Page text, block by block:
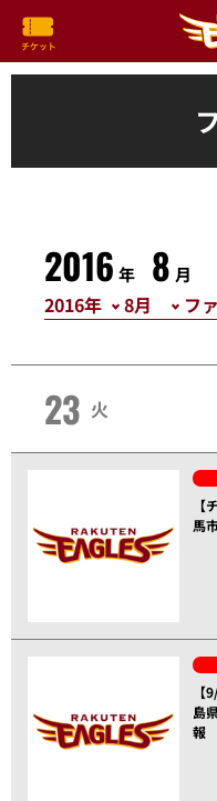
2016 年 8 月
23 火
馬
島
報